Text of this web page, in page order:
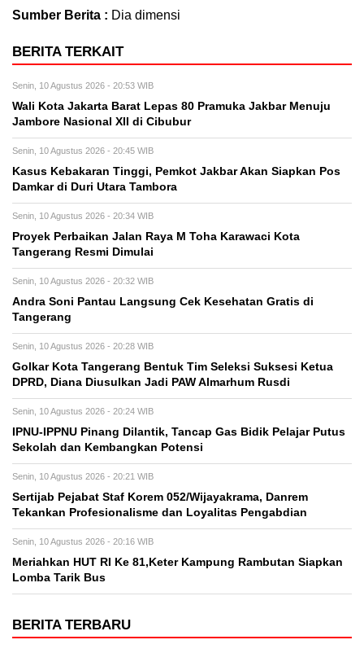
Sumber Berita : Dia dimensi
BERITA TERKAIT
Senin, 10 Agustus 2026 - 20:53 WIB
Wali Kota Jakarta Barat Lepas 80 Pramuka Jakbar Menuju
Jambore Nasional XII di Cibubur
Senin, 10 Agustus 2026 - 20:45 WIB
Kasus Kebakaran Tinggi, Pemkot Jakbar Akan Siapkan Pos
Damkar di Duri Utara Tambora
Senin, 10 Agustus 2026 - 20:34 WIB
Proyek Perbaikan Jalan Raya M Toha Karawaci Kota
Tangerang Resmi Dimulai
Senin, 10 Agustus 2026 - 20:32 WIB
Andra Soni Pantau Langsung Cek Kesehatan Gratis di
Tangerang
Senin, 10 Agustus 2026 - 20:28 WIB
Golkar Kota Tangerang Bentuk Tim Seleksi Suksesi Ketua
DPRD, Diana Diusulkan Jadi PAW Almarhum Rusdi
Senin, 10 Agustus 2026 - 20:24 WIB
IPNU-IPPNU Pinang Dilantik, Tancap Gas Bidik Pelajar Putus
Sekolah dan Kembangkan Potensi
Senin, 10 Agustus 2026 - 20:21 WIB
Sertijab Pejabat Staf Korem 052/Wijayakrama, Danrem
Tekankan Profesionalisme dan Loyalitas Pengabdian
Senin, 10 Agustus 2026 - 20:16 WIB
Meriahkan HUT RI Ke 81,Keter Kampung Rambutan Siapkan
Lomba Tarik Bus
BERITA TERBARU